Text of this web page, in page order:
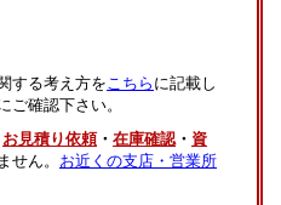
する考え方を こちら に記載し
ご確認下さい。
お見積り依頼・ 在庫確認 ・ 資
せん。 お近くの支店・営業所